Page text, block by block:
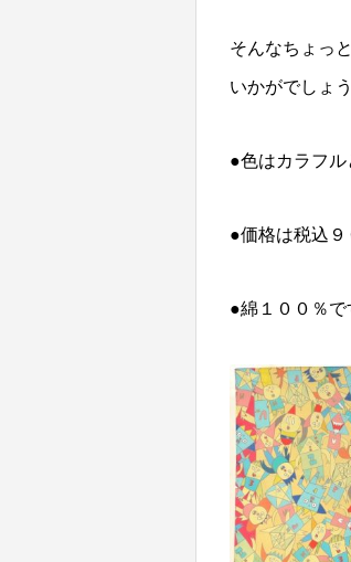
そんなちょっ
いかがでしょう
●色はカラフ
●価格は税込９
●綿１００％で